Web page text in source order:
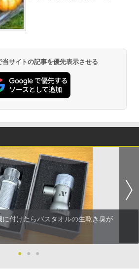
サイトの記事を優先表示させる
付けたらバスタオルの生乾き臭が
● ● ●